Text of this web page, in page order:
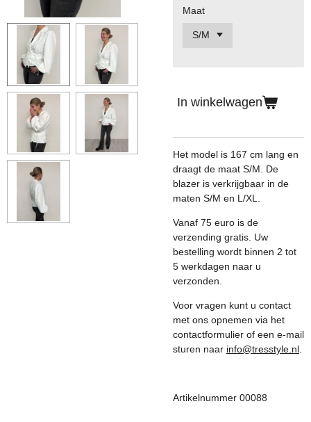
Maat
In winkelwagen
Het model is 167 cm lang en
draagt de maat S/M. De
blazer is verkrijgbaar in de
maten S/M en L/XL.
Vanaf 75 euro is de
verzending gratis. Uw
bestelling wordt binnen 2 tot
5 werkdagen naar u
verzonden.
Voor vragen kunt u contact
met ons opnemen via het
contactformulier of een e-mail
sturen naar info@tresstyle.nl
Artikelnummer 00088